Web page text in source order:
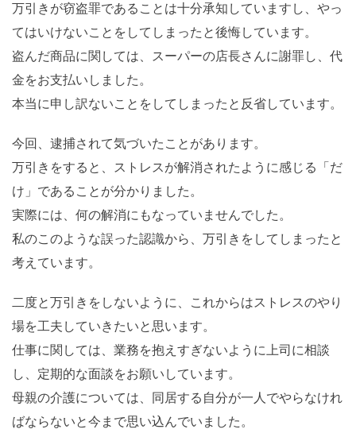
万引きが窃盗罪であることは十分承知していますし、やっ
てはいけないことをしてしまったと後悔しています。
盗んだ商品に関しては、スーパーの店長さんに謝罪し、代
金をお支払いしました。
本当に申し訳ないことをしてしまったと反省しています。
今回、逮捕されて気づいたことがあります。
万引きをすると、ストレスが解消されたように感じる「だ
け」であることが分かりました。
実際には、何の解消にもなっていませんでした。
私のこのような誤った認識から、万引きをしてしまったと
考えています。
二度と万引きをしないように、これからはストレスのやり
場を工夫していきたいと思います。
仕事に関しては、業務を抱えすぎないように上司に相談
し、定期的な面談をお願いしています。
母親の介護については、同居する自分が一人でやらなけれ
ばならないと今まで思い込んでいました。